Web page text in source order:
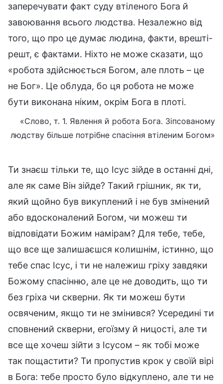
заперечувати факт суду втіленого Бога й
завоювання всього людства. Незалежно від
того, що про це думає людина, факти, врешті-
решт, є фактами. Ніхто не може сказати, що
«робота здійснюється Богом, але плоть – це
не Бог». Це облуда, бо ця робота не може
бути виконана ніким, окрім Бога в плоті.
«Слово, т. 1. Явлення й робота Бога. Зіпсованому
людству більше потрібне спасіння втіленим Богом»
Ти знаєш тільки те, що Ісус зійде в останні дні,
але як саме Він зійде? Такий грішник, як ти,
який щойно був викуплений і не був змінений
або вдосконалений Богом, чи можеш ти
відповідати Божим намірам? Для тебе, тебе,
що все ще залишаєшся колишнім, істинно, що
тебе спас Ісус, і ти не належиш гріху завдяки
Божому спасінню, але це не доводить, що ти
без гріха чи скверни. Як ти можеш бути
освяченим, якщо ти не змінився? Усередині ти
сповнений скверни, егоїзму й ницості, але ти
все ще хочеш зійти з Ісусом – як тобі може
так пощастити? Ти пропустив крок у своїй вірі
в Бога: тебе просто було відкуплено, але ти не